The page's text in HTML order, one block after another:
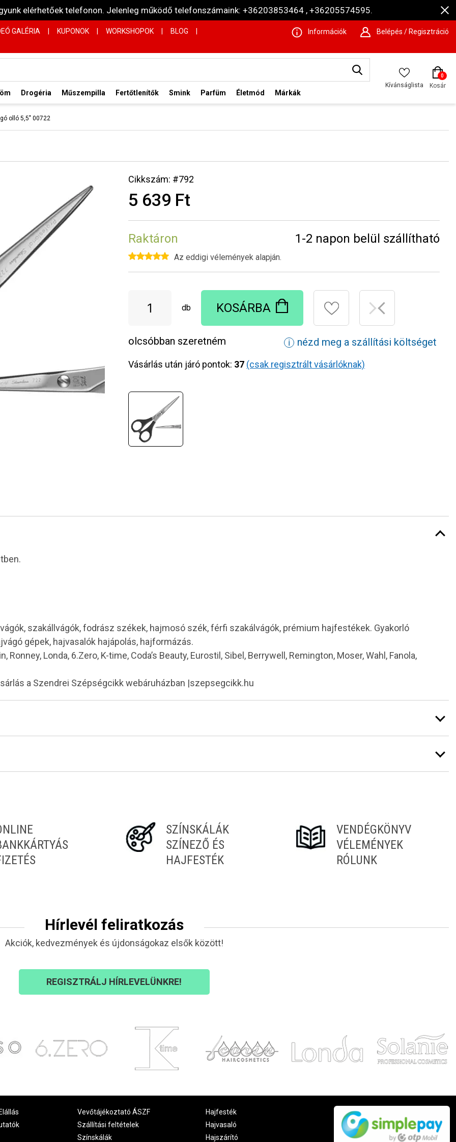
elérhetőek telefonon. Jelenleg működő telefonszámaink: +36203853464 , +36205574595.
GALÉRIA KUPONOK WORKSHOPOK BLOG Információk Belépés / Regisztráció
Drogéria Műszempilla Fertőtlenítők Smink Parfüm Életmód Márkák
Kívánságlista
0
Kosár
olló 5,5" 00722
Cikkszám: #792
5 639 Ft
Raktáron 1-2 napon belül szállítható
Az eddigi vélemények alapján.
db KOSÁRBA
olcsóbban szeretném ℹ nézd meg a szállítási költséget
Vásárlás után járó pontok: 37 (csak regisztrált vásárlóknak)
szakállvágók, fodrász székek, hajmosó szék, férfi szakálvágók, prémium hajfestékek. Gyakorló
gépek, hajvasalók hajápolás, hajformázás.
Ronney, Londa, 6.Zero, K-time, Coda’s Beauty, Eurostil, Sibel, Berrywell, Remington, Moser, Wahl, Fanola,
a Szendrei Szépségcikk webáruházban |szepsegcikk.hu
SZÍNSKÁLÁK
SZÍNEZŐ ÉS
HAJFESTÉK
VENDÉGKÖNYV
VÉLEMÉNYEK
RÓLUNK
Hírlevél feliratkozás
Akciók, kedvezmények és újdonságokaz elsők között!
REGISZTRÁLJ HÍRLEVELÜNKRE!
Vevőtájékoztató ÁSZF
Szállítási feltételek
Színskálák
Hajfesték
Hajvasaló
Hajszárító